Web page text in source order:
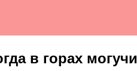
в горах